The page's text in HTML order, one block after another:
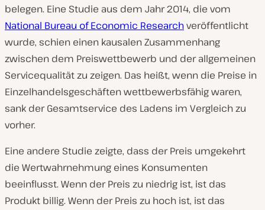
belegen. Eine Studie aus dem Jahr 2014, die vom
National Bureau of Economic Researchveröffentlicht
wurde, schien einen kausalen Zusammenhang
zwischen dem Preiswettbewerb und der allgemeinen
Servicequalität zu zeigen. Das heißt, wenn die Preise in
Einzelhandelsgeschäften wettbewerbsfähig waren,
sank der Gesamtservice des Ladens im Vergleich zu
vorher.
Eine andere Studie zeigte, dass der Preis umgekehrt
die Wertwahrnehmung eines Konsumenten
beeinflusst. Wenn der Preis zu niedrig ist, ist das
Produkt billig. Wenn der Preis zu hoch ist, ist das